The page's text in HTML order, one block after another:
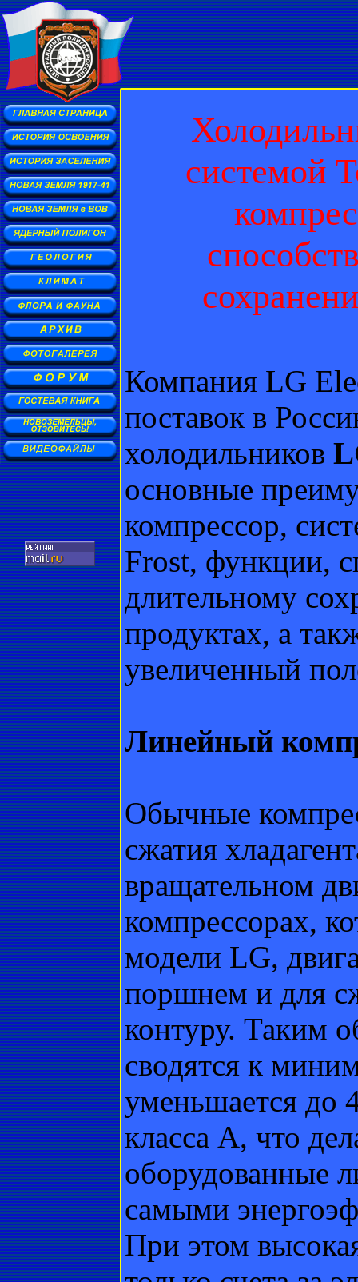
системой
Компания LG
поставок в
холодильников
основные
компрессор,
Frost, функции,
длительному
продуктах, а
увеличенный
Линейный
Обычные
сжатия
вращательном
компрессорах,
модели LG,
поршнем и для
контуру. Таким
сводятся к
уменьшается до
класса А, что
оборудованные
самыми
При этом